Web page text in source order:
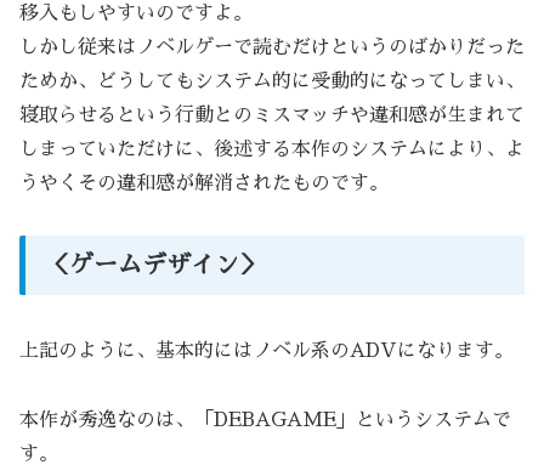
移入もしやすいのですよ。
しかし従来はノベルゲーで読むだけというのばかりだった
ためか、どうしてもシステム的に受動的になってしまい、
寝取らせるという行動とのミスマッチや違和感が生まれて
しまっていただけに、後述する本作のシステムにより、よ
うやくその違和感が解消されたものです。
＜ゲームデザイン＞
上記のように、基本的にはノベル系のADVになります。
本作が秀逸なのは、「DEBAGAME」というシステムで
す。